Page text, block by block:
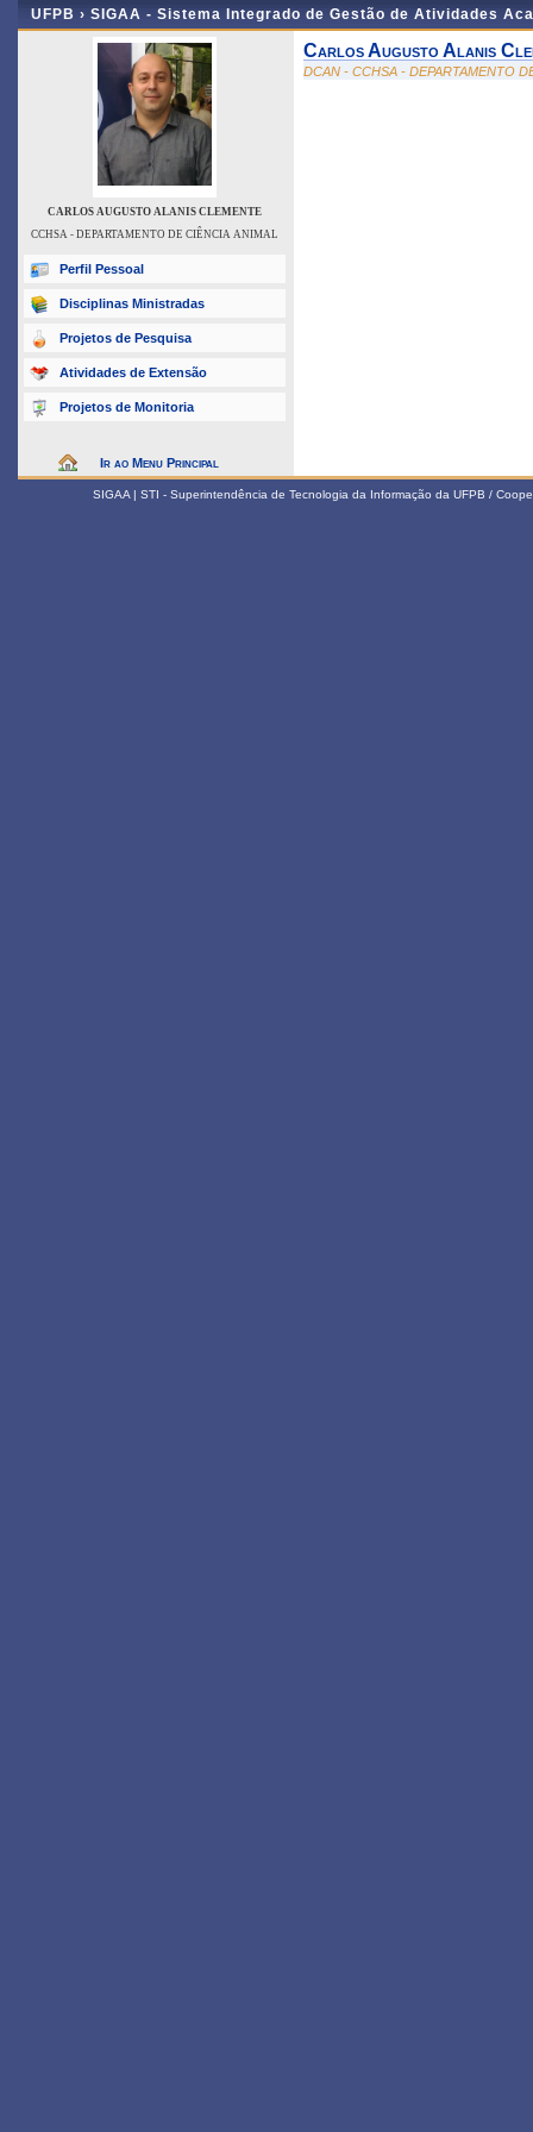
UFPB › SIGAA - Sistema Integrado de Gestão de Atividades
CARLOS AUGUSTO ALANIS CLEMENTE
CCHSA - DEPARTAMENTO DE CIÊNCIA ANIMAL
Perfil Pessoal
Disciplinas Ministradas
Projetos de Pesquisa
Atividades de Extensão
Projetos de Monitoria
Ir ao Menu Principal
Carlos Augusto Alanis
DCAN - CCHSA - DEPARTAMENTO
SIGAA | STI - Superintendência de Tecnologia da Informação da UFPB /